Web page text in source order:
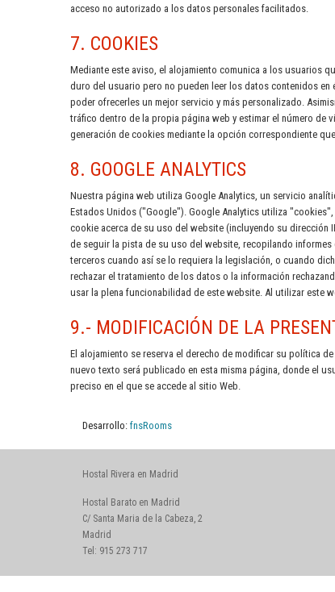
acceso no autorizado a los datos personales facilitados.
7. COOKIES
Mediante este aviso, el alojamiento comunica a los usuarios
duro del usuario pero no pueden leer los datos contenidos
poder ofrecerles un mejor servicio y más personalizado.
tráfico dentro de la propia página web y estimar el número
generación de cookies mediante la opción correspondiente
8. GOOGLE ANALYTICS
Nuestra página web utiliza Google Analytics, un servicio
Estados Unidos ("Google"). Google Analytics utiliza
cookie acerca de su uso del website (incluyendo su dirección
de seguir la pista de su uso del website, recopilando
terceros cuando así se lo requiera la legislación, o cuando
rechazar el tratamiento de los datos o la información
usar la plena funcionabilidad de este website. Al utilizar este
9.- MODIFICACIÓN DE LA
El alojamiento se reserva el derecho de modificar su política
nuevo texto será publicado en esta misma página, donde el
preciso en el que se accede al sitio Web.
Desarrollo: fnsRooms
Hostal Rivera en Madrid
Hostal Barato en Madrid
C/ Santa Maria de la Cabeza, 2
Madrid
Tel: 915 273 717